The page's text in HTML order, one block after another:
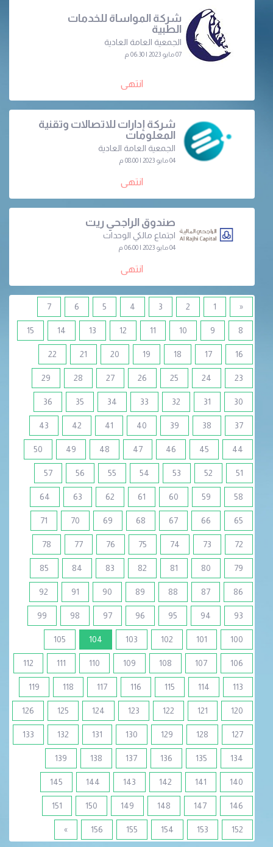
شركة المواساة للخدمات
الطبية
الجمعية العامة العادية
07 مايو 2023 | 06:30 م
انتهى
شركة إدارات للاتصالات وتقنية
المعلومات
الجمعية العامة العادية
04 مايو 2023 | 08:00 م
انتهى
صندوق الراجحي ريت
اجتماع مالكي الوحدات
04 مايو 2023 | 06:00 م
انتهى
«
1
2
3
4
5
6
7
8
9
10
11
12
13
14
15
16
17
18
19
20
21
22
23
24
25
26
27
28
29
30
31
32
33
34
35
36
37
38
39
40
41
42
43
44
45
46
47
48
49
50
51
52
53
54
55
56
57
58
59
60
61
62
63
64
65
66
67
68
69
70
71
72
73
74
75
76
77
78
79
80
81
82
83
84
85
86
87
88
89
90
91
92
93
94
95
96
97
98
99
100
101
102
103
104
(current)
105
106
107
108
109
110
111
112
113
114
115
116
117
118
119
120
121
122
123
124
125
126
127
128
129
130
131
132
133
134
135
136
137
138
139
140
141
142
143
144
145
146
147
148
149
150
151
152
153
154
155
156
»